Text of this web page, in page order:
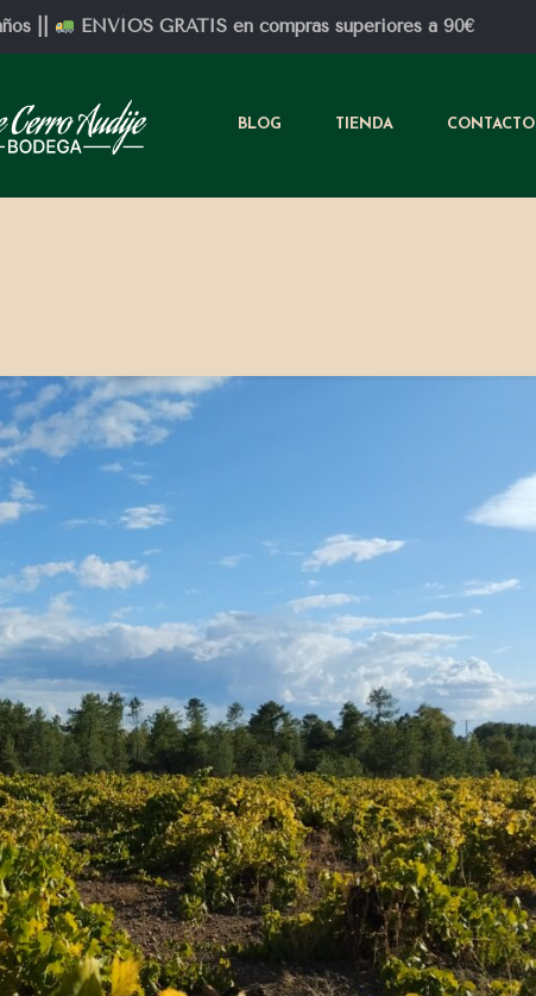
|| ENVÍOS GRATIS en compras superiores a 90€
BLOG TIENDA CONTACTO